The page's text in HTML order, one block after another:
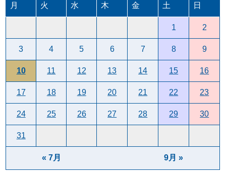
月 火 水 木 金 土 日
1 2
3 4 5 6 7 8 9
10 11 12 13 14 15 16
17 18 19 20 21 22 23
24 25 26 27 28 29 30
31
« 7月 9月 »